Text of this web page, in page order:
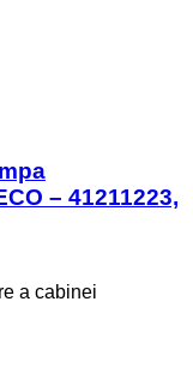
– 41211223,
a cabinei